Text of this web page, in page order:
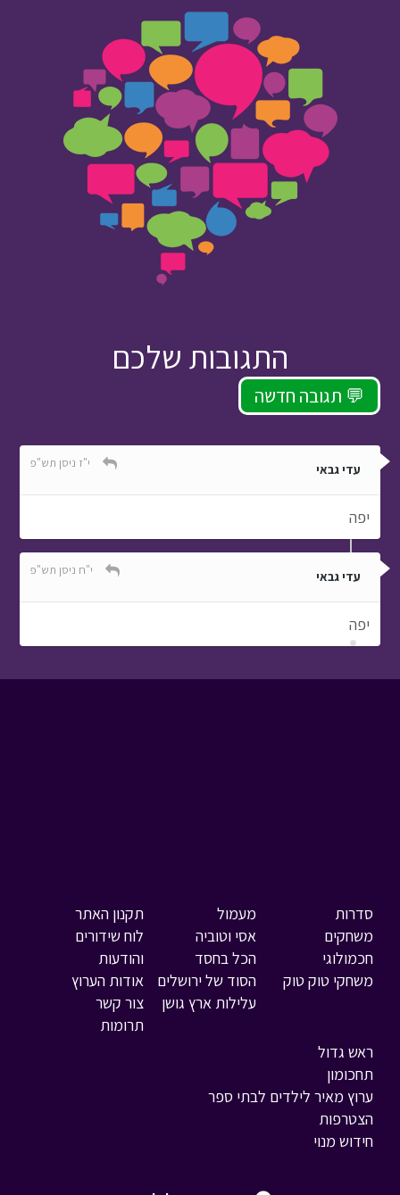
התגובות שלכם
תגובה חדשה 💬
עדי גבאי י"ז ניסן תש"פ
יפה
עדי גבאי י"ח ניסן תש"פ
יפה
סדרות
משחקים
חכמולוגי
משחקי טוק טוק
מעמול
אסי וטוביה
הכל בחסד
הסוד של ירושלים
עלילות ארץ גושן
ראש גדול
תחכומון
ערוץ מאיר לילדים לבתי ספר
הצטרפות
חידוש מנוי
תקנון האתר
לוח שידורים
והודעות
אודות הערוץ
צור קשר
תרומות